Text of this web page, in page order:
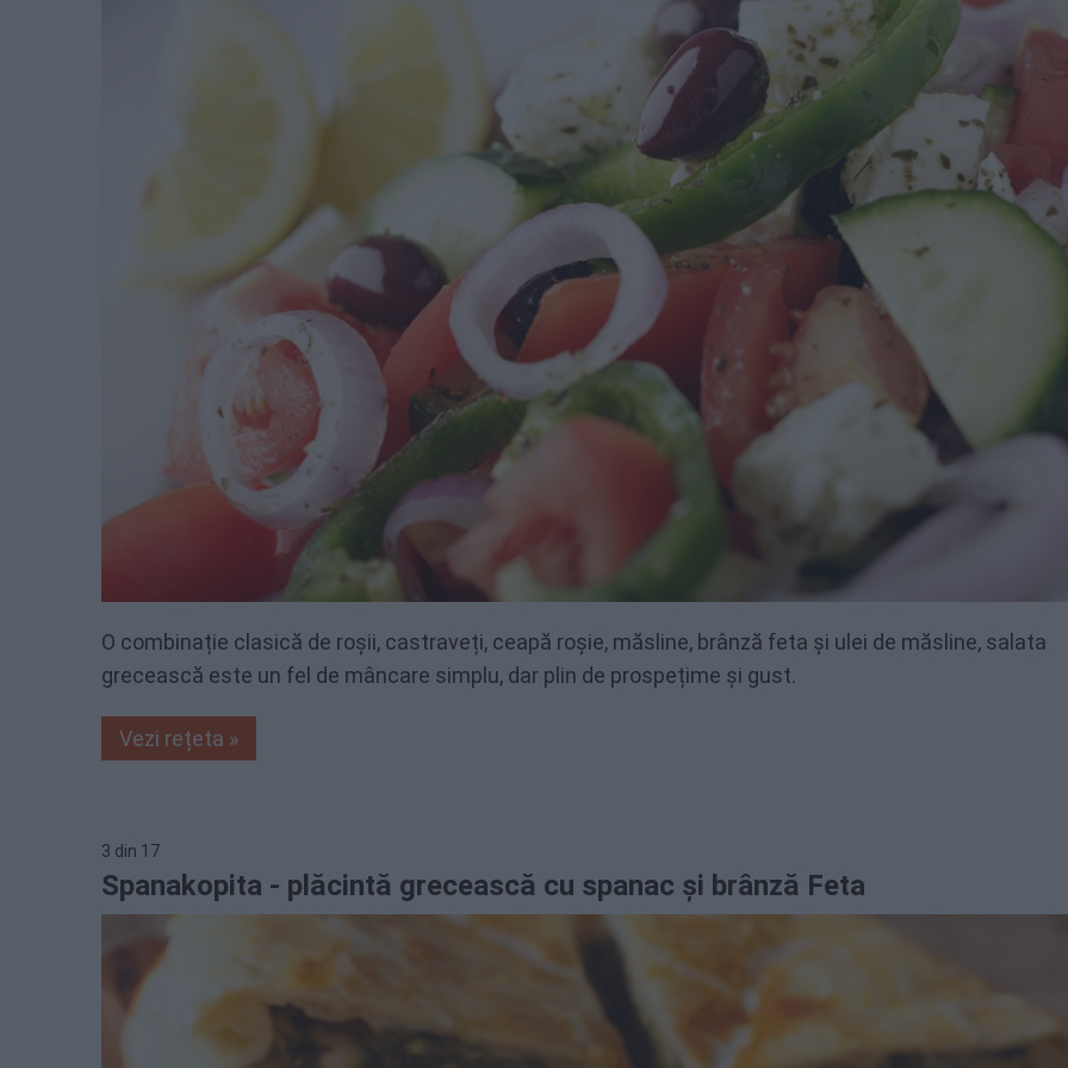
O combinație clasică de roșii, castraveți, ceapă roșie, măsline, brânză feta și ulei de măsline, salata
grecească este un fel de mâncare simplu, dar plin de prospețime și gust.
Vezi rețeta »
3 din 17
Spanakopita - plăcintă grecească cu spanac și brânză Feta